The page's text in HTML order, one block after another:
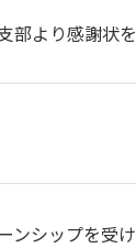
部より感謝状
ンシップを受